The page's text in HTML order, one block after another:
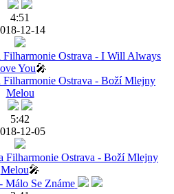
4:51
12-14
Filharmonie Ostrava - I Will Always
You🎤
5:42
12-05
Filharmonie Ostrava - Boží Mlejny
Melou🎤